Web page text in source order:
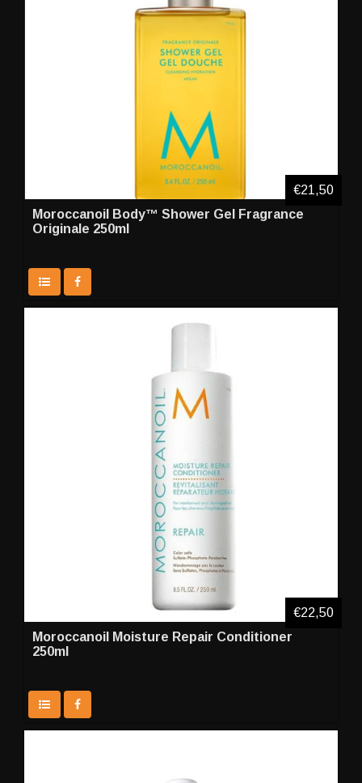
Moroccanoil Body™ Shower Gel Fragrance
Originale 250ml
€21,50
Moroccanoil Moisture Repair Conditioner
250ml
€22,50